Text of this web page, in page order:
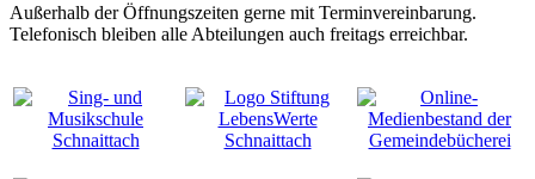
Außerhalb der Öffnungszeiten gerne mit Terminvereinbarung.
Telefonisch bleiben alle Abteilungen auch freitags erreichbar.